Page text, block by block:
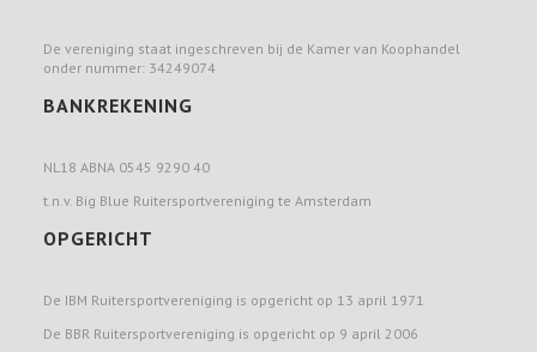
De vereniging staat ingeschreven bij de Kamer van Koophandel
onder nummer: 34249074
BANKREKENING
NL18 ABNA 0545 9290 40
t.n.v. Big Blue Ruitersportvereniging te Amsterdam
OPGERICHT
De IBM Ruitersportvereniging is opgericht op 13 april 1971
De BBR Ruitersportvereniging is opgericht op 9 april 2006